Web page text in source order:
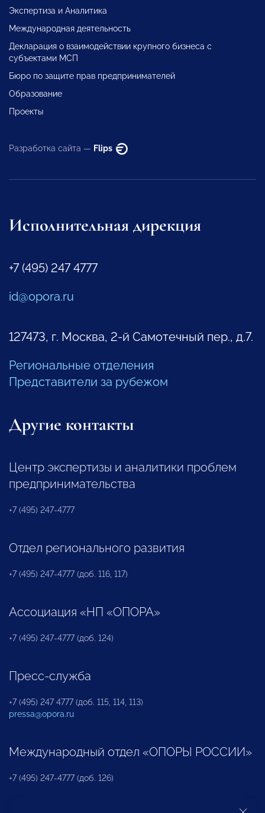
Экспертиза и Аналитика
Международная деятельность
Декларация о взаимодействии крупного бизнеса с
субъектами МСП
Бюро по защите прав предпринимателей
Образование
Проекты
Разработка сайта — Flips
Исполнительная дирекция
+7 (495) 247 4777
id@opora.ru
127473, г. Москва, 2-й Самотечный пер., д.7.
Региональные отделения
Представители за рубежом
Другие контакты
Центр экспертизы и аналитики проблем
предпринимательства
+7 (495) 247-4777
Отдел регионального развития
+7 (495) 247-4777 (доб. 116, 117)
Ассоциация «НП «ОПОРА»
+7 (495) 247-4777 (доб. 124)
Пресс-служба
+7 (495) 247 4777 (доб. 115, 114, 113)
pressa@opora.ru
Международный отдел «ОПОРЫ РОССИИ»
+7 (495) 247-4777 (доб. 126)